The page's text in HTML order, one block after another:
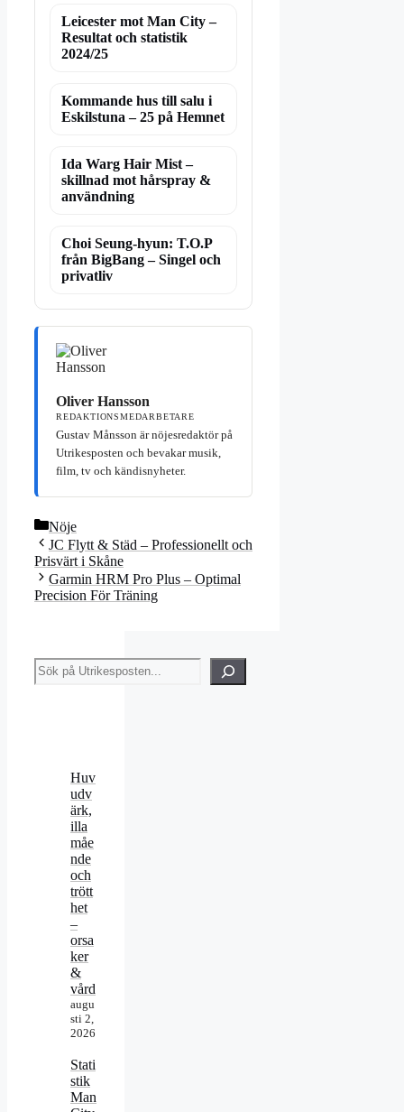
Leicester mot Man City –
Resultat och statistik
2024/25
Kommande hus till salu i
Eskilstuna – 25 på Hemnet
Ida Warg Hair Mist –
skillnad mot hårspray &
användning
Choi Seung-hyun: T.O.P
från BigBang – Singel och
privatliv
Oliver Hansson
REDAKTIONSMEDARBETARE
Gustav Månsson är nöjesredaktör på
Utrikesposten och bevakar musik,
film, tv och kändisnyheter.
Kategorier
Nöje
JC Flytt & Städ – Professionellt och
Prisvärt i Skåne
Garmin HRM Pro Plus – Optimal
Precision För Träning
Sök
Huv
udv
ärk,
illa
måe
nde
och
trött
het
–
orsa
ker
&
vård
augu
sti 2,
2026
Stati
stik
Man